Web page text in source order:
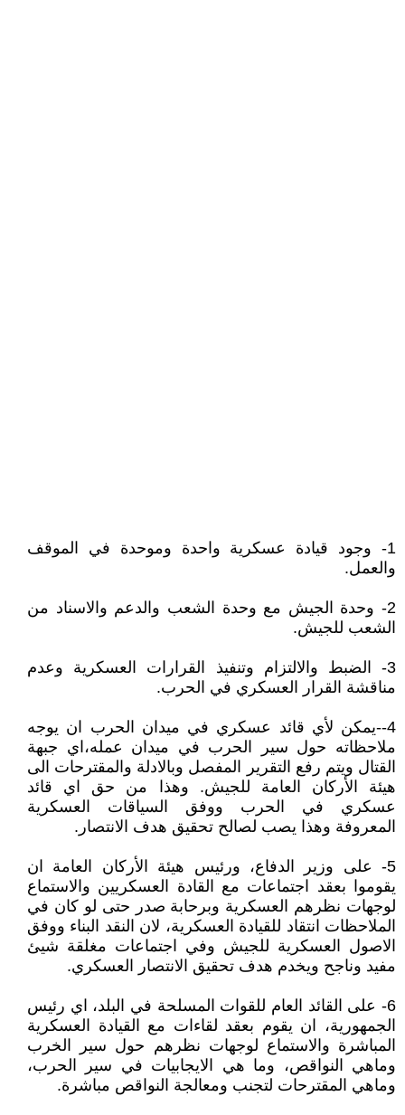
1- وجود قيادة عسكرية واحدة وموحدة في الموقف
والعمل.
2- وحدة الجيش مع وحدة الشعب والدعم والاسناد من
الشعب للجيش.
3- الضبط والالتزام وتنفيذ القرارات العسكرية وعدم
مناقشة القرار العسكري في الحرب.
4--يمكن لأي قائد عسكري في ميدان الحرب ان يوجه
ملاحظاته حول سير الحرب في ميدان عمله،اي جبهة
القتال ويتم رفع التقرير المفصل وبالادلة والمقترحات الى
هيئة الأركان العامة للجيش. وهذا من حق اي قائد
عسكري في الحرب ووفق السياقات العسكرية
المعروفة وهذا يصب لصالح تحقيق هدف الانتصار.
5- على وزير الدفاع، ورئيس هيئة الأركان العامة ان
يقوموا بعقد اجتماعات مع القادة العسكريين والاستماع
لوجهات نظرهم العسكرية وبرحابة صدر حتى لو كان في
الملاحظات انتقاد للقيادة العسكرية، لان النقد البناء ووفق
الاصول العسكرية للجيش وفي اجتماعات مغلقة شيئ
مفيد وناجح ويخدم هدف تحقيق الانتصار العسكري.
6- على القائد العام للقوات المسلحة في البلد، اي رئيس
الجمهورية، ان يقوم بعقد لقاءات مع القيادة العسكرية
المباشرة والاستماع لوجهات نظرهم حول سير الخرب
وماهي النواقص، وما هي الايجابيات في سير الحرب،
وماهي المقترحات لتجنب ومعالجة النواقص مباشرة.